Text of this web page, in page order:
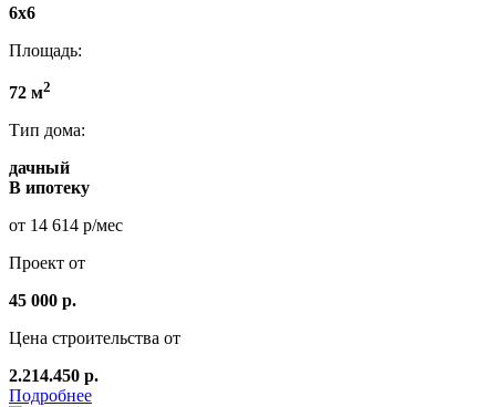
6х6
Площадь:
72 м2
Тип дома:
дачный
В ипотеку
от 14 614 р/мес
Проект от
45 000 р.
Цена строительства от
2.214.450 р.
Подробнее